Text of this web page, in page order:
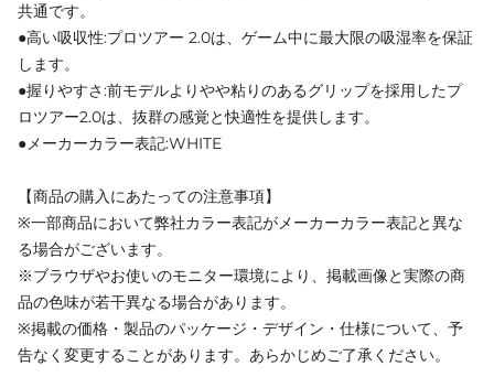
共通です。
●高い吸収性:プロツアー 2.0は、ゲーム中に最大限の吸湿率を保証
します。
●握りやすさ:前モデルよりやや粘りのあるグリップを採用したプ
ロツアー2.0は、抜群の感覚と快適性を提供します。
●メーカーカラー表記:WHITE
【商品の購入にあたっての注意事項】
※一部商品において弊社カラー表記がメーカーカラー表記と異な
る場合がございます。
※ブラウザやお使いのモニター環境により、掲載画像と実際の商
品の色味が若干異なる場合があります。
※掲載の価格・製品のパッケージ・デザイン・仕様について、予
告なく変更することがあります。あらかじめご了承ください。